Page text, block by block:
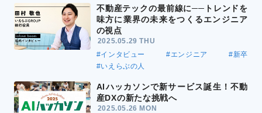
不動産テックの最前線に──トレンドを
味方に業界の未来をつくるエンジニア
の視点
2025.05.29 THU
#インタビュー
#エンジニア
#新卒
#いえらぶの人
AIハッカソンで新サービス誕生！不動
産DXの新たな挑戦へ
2025.05.26 MON